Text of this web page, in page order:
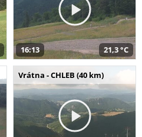
16:13 21,3 °C
Vrátna - CHLEB (40 km)